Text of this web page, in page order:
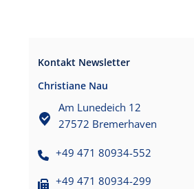
Kontakt Newsletter
Christiane Nau
Am Lunedeich 12
27572 Bremerhaven
+49 471 80934-552
+49 471 80934-299